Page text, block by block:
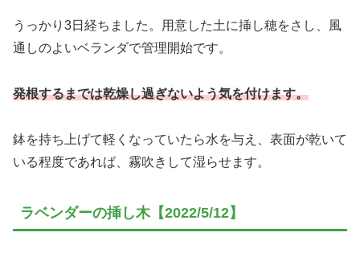
うっかり3日経ちました。用意した土に挿し穂をさし、風
通しのよいベランダで管理開始です。
発根するまでは乾燥し過ぎないよう気を付けます。
鉢を持ち上げて軽くなっていたら水を与え、表面が乾いて
いる程度であれば、霧吹きして湿らせます。
ラベンダーの挿し木【2022/5/12】